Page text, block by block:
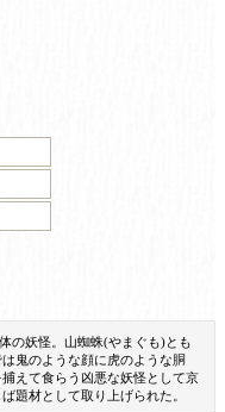
の妖怪。山蜘蛛(やまぐも)とも
鬼のような顔に虎のような胴
えて食らう凶悪な妖怪として京
題材として取り上げられた。